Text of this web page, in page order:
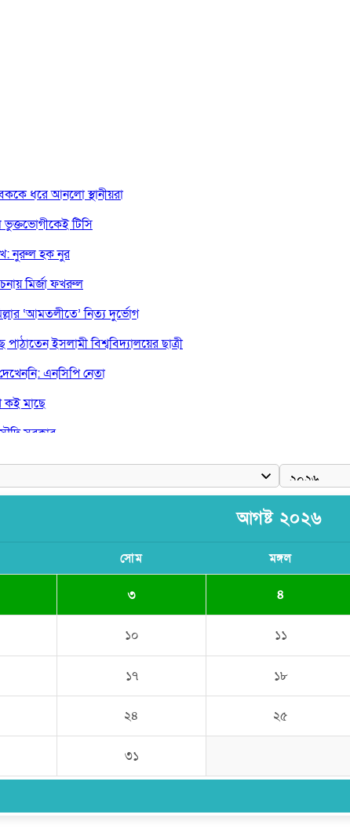
ধরে আনলো স্থানীয়রা
ভুক্তভোগীকেই টিসি
নুরুল হক নুর
মির্জা ফখরুল
‘আমতলীতে’ নিত্য দুর্ভোগ
ইসলামী বিশ্ববিদ্যালয়ের ছাত্রী
এনসিপি নেতা
কই মাছে
সরকার
উঠেছে: সজীব ওয়াজেদ জয়
আগষ্ট ২০২৬
সোম মঙ্গল
৩ ৪
১০ ১১
১৭ ১৮
২৪ ২৫
৩১